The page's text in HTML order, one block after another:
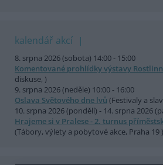
kalendář akcí
8. srpna 2026 (sobota) 14:00 - 15:00
Komentované prohlídky výstavy
diskuse, )
9. srpna 2026 (neděle) 10:00 - 16:00
Oslava Světového dne lvů (Festivaly a
10. srpna 2026 (pondělí) - 14. srpna 2026
Hrajeme si v Pralese - 2. turnus
(Tábory, výlety a pobytové akce, Praha 19 )